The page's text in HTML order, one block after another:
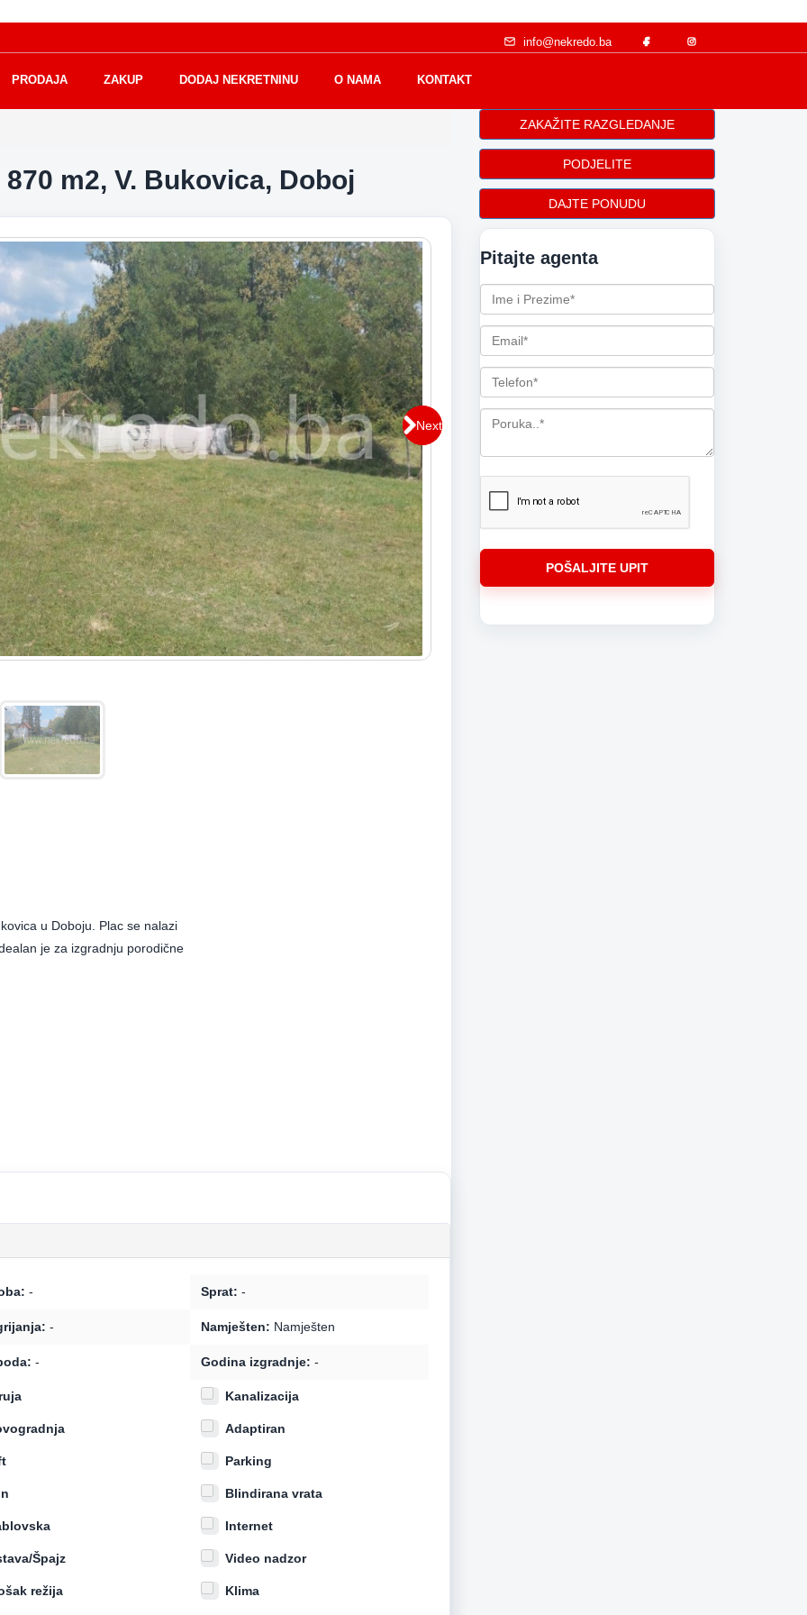
info@nekredo.ba
PRODAJA ZAKUP DODAJ NEKRETNINU O NAMA KONTAKT
m2, V. Bukovica, Doboj
Next
u Doboju. Plac se nalazi
je za izgradnju porodične
- Sprat: -
- Namješten: Namješten
- Godina izgradnje: -
Kanalizacija
Adaptiran
Parking
Blindirana vrata
Internet
Špajz Video nadzor
režija Klima
ZAKAŽITE RAZGLEDANJE
PODJELITE
DAJTE PONUDU
Pitajte agenta
POŠALJITE UPIT